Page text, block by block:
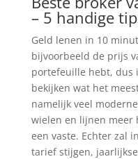
– 5 handige
Geld lenen in 10
bijvoorbeeld de prijs
portefeuille hebt, dus
bekijken wat het
namelijk veel
wielen en lijnen meer
een vaste. Echter zal
tarief stijgen,